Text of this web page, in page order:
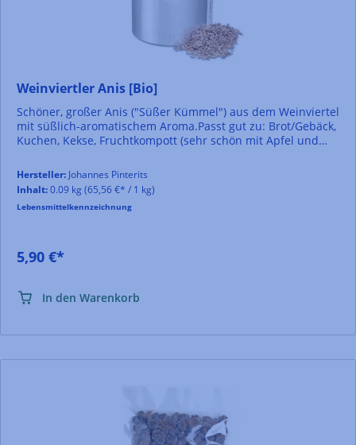
Weinviertler Anis [Bio]
Schöner, großer Anis ("Süßer Kümmel") aus dem Weinviertel
mit süßlich-aromatischem Aroma.Passt gut zu: Brot/Gebäck,
Kuchen, Kekse, Fruchtkompott (sehr schön mit Apfel und
aber auch dunklem Fleisch und Leber. Natürlich auch als
Teeaufguß. Mit Anis werden Bonbons, Schnäpse und Liköre
aromatisiert. Sie können Anis auch kurz trocken anrösten,
dann verstärkt sich der Anisgeschmack. Tipp: Versuchen
und dazu kräftigen Kaffee (Espresso). Kann gut kombiniert
werden mit: Fenchel, Sternanis, Nelke, Zimt, Muskat und
Hersteller: Johannes Pinterits
Inhalt:0.09 kg (65,56 €* / 1 kg)
Lebensmittelkennzeichnung
5,90 €*
In den Warenkorb